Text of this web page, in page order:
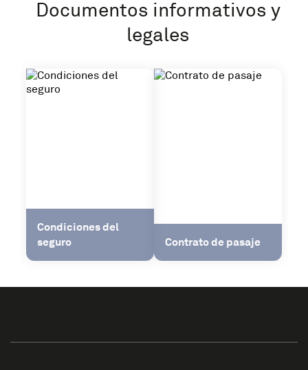
Documentos informativos y
legales
Condiciones del
seguro
Contrato de pasaje